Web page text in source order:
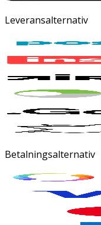
Leveransalternativ
Betalningsalternativ